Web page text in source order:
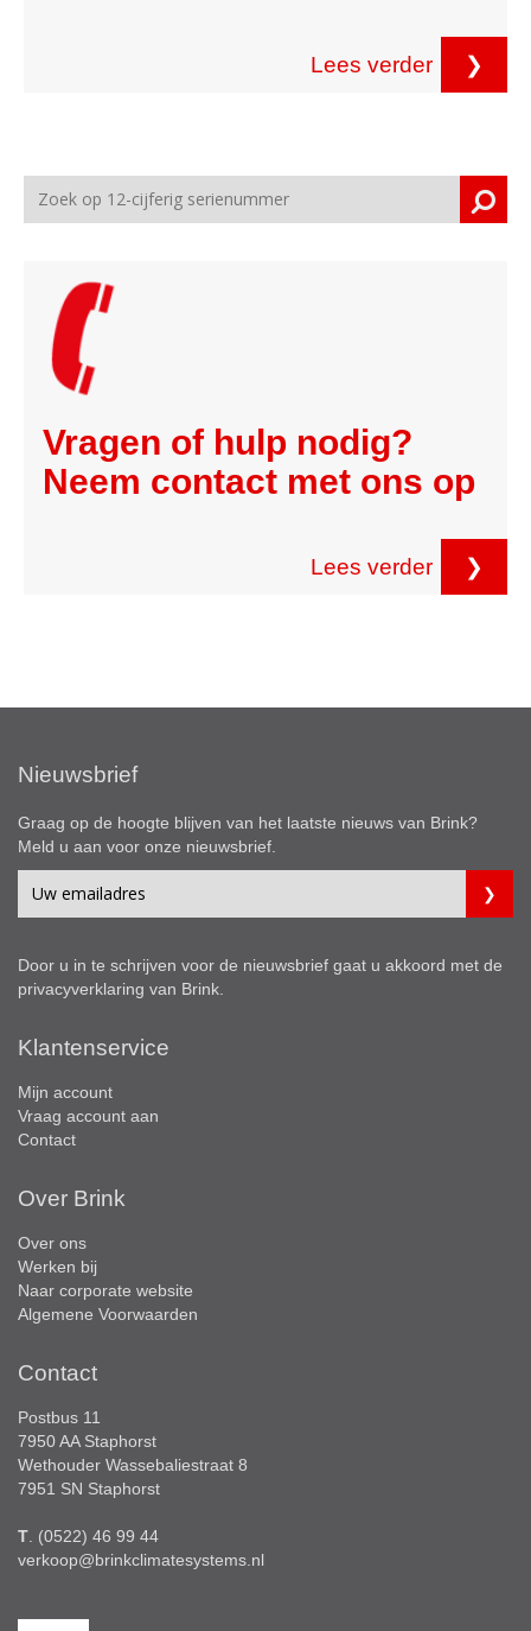
Lees verder ❯
Vragen of hulp nodig?
Neem contact met ons op
Lees verder ❯
Nieuwsbrief
Graag op de hoogte blijven van het laatste nieuws van Brink?
Meld u aan voor onze nieuwsbrief.
Door u in te schrijven voor de nieuwsbrief gaat u akkoord met de
privacyverklaring van Brink.
Klantenservice
Mijn account
Vraag account aan
Contact
Over Brink
Over ons
Werken bij
Naar corporate website
Algemene Voorwaarden
Contact
Postbus 11
7950 AA Staphorst
Wethouder Wassebaliestraat 8
7951 SN Staphorst
T . (0522) 46 99 44
verkoop@brinkclimatesystems.nl